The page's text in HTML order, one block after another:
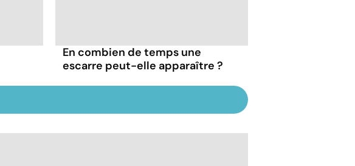
En combien de temps une
escarre peut-elle apparaître ?